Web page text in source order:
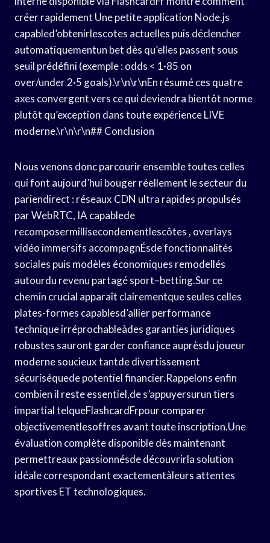
créer rapidement Une petite application Node.js
capabled’obtenirlescotes actuelles puis déclencher
automatiquementun bet dès qu’elles passent sous
seuil prédéfini (exemple : odds < 1·85 on
over/under 2·5 goals).\r\n\r\nEn résumé ces quatre
axes convergent vers ce qui deviendra bientôt norme
plutôt qu’exception dans toute expérience LIVE
moderne.\r\n\r\n## Conclusion
Nous venons donc parcourir ensemble toutes celles
qui font aujourd’hui bouger réellement le secteur du
pari­en­direct : réseaux CDN ultra rapides propulsés
par WebRTC, IA capablede
recomposermillisecondementlescôtes , overlays
vidéo immersifs accompagnÉsde fonctionnalités
sociales puis modèles économiques remodellés
autourdu revenu partagé sport–betting.Sur ce
chemin crucial apparaît clairementque seules celles
plates-formes capablesd’allier performance
technique irréprochableàdes garanties juridiques
robustes sauront garder confiance auprèsdu joueur
moderne soucieux tantde divertissement
sécuriséquede potentiel financier.Rappelons enfin
combien il reste essentiel,de s’appuyersurun tiers
impartial telqueFlashcardFrpour comparer
objectivementlesoffres avant toute inscription.Une
évaluation complète disponible dès maintenant
permettreaux passionnésde découvrirla solution
idéale correspondant exactementàleurs attentes
sportives ET technologiques.​